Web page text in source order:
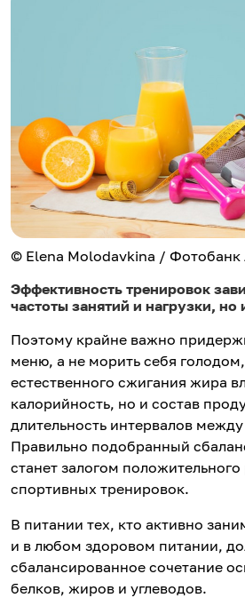
© Elena Molodavkina / Фотобанк
Эффективность тренировок
частоты занятий и нагрузки, но
Поэтому крайне важно
меню, а не морить себя
естественного сжигания жира
калорийность, но и состав
длительность интервалов
Правильно подобранный
станет залогом положительного
спортивных тренировок.
В питании тех, кто активно
и в любом здоровом питании,
сбалансированное сочетание
белков, жиров и углеводов.